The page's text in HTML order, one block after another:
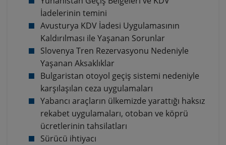
İadelerinin temini
Avusturya KDV İadesi Uygulamasının
Kaldırılması ile Yaşanan Sorunlar
Slovenya Tren Rezervasyonu Nedeniyle
Yaşanan Aksaklıklar
Bulgaristan otoyol geçiş sistemi nedeniyle
karşılaşılan ceza uygulamaları
Yabancı araçların ülkemizde yarattığı haksız
rekabet uygulamaları, otoban ve köprü
ücretlerinin tahsilatları
Sürücü ihtiyacı